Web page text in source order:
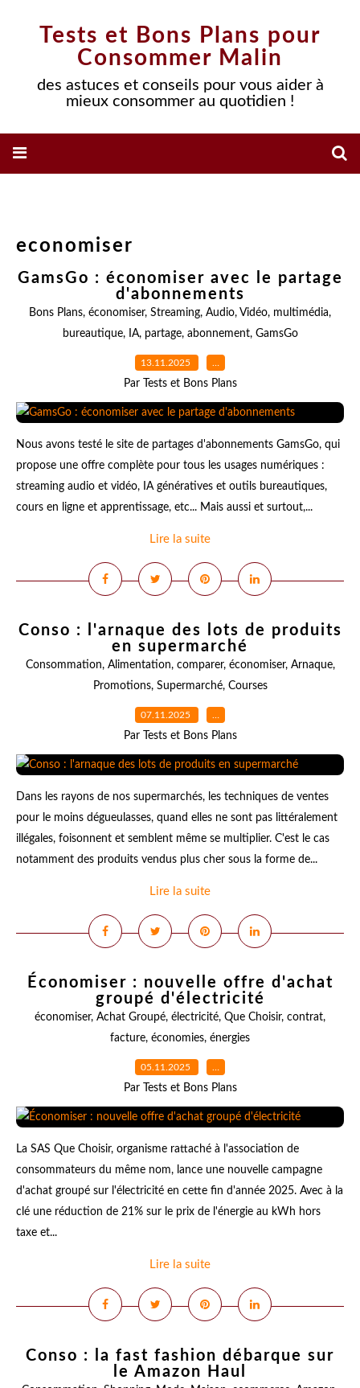
Tests et Bons Plans pour
Consommer Malin
des astuces et conseils pour vous aider à
mieux consommer au quotidien !
economiser
GamsGo : économiser avec le partage
d'abonnements
Bons Plans, économiser, Streaming, Audio, Vidéo, multimédia,
bureautique, IA, partage, abonnement, GamsGo
13.11.2025 …
Par Tests et Bons Plans
Nous avons testé le site de partages d'abonnements GamsGo, qui
propose une offre complète pour tous les usages numériques :
streaming audio et vidéo, IA génératives et outils bureautiques,
cours en ligne et apprentissage, etc... Mais aussi et surtout,...
Lire la suite
Conso : l'arnaque des lots de produits
en supermarché
Consommation, Alimentation, comparer, économiser, Arnaque,
Promotions, Supermarché, Courses
07.11.2025 …
Par Tests et Bons Plans
Dans les rayons de nos supermarchés, les techniques de ventes
pour le moins dégueulasses, quand elles ne sont pas littéralement
illégales, foisonnent et semblent même se multiplier. C'est le cas
notamment des produits vendus plus cher sous la forme de...
Lire la suite
Économiser : nouvelle offre d'achat
groupé d'électricité
économiser, Achat Groupé, électricité, Que Choisir, contrat,
facture, économies, énergies
05.11.2025 …
Par Tests et Bons Plans
La SAS Que Choisir, organisme rattaché à l'association de
consommateurs du même nom, lance une nouvelle campagne
d'achat groupé sur l'électricité en cette fin d'année 2025. Avec à la
clé une réduction de 21% sur le prix de l'énergie au kWh hors
taxe et...
Lire la suite
Conso : la fast fashion débarque sur
le Amazon Haul